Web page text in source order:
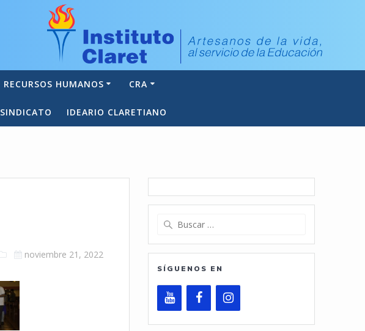
RECURSOS HUMANOS CRA
SINDICATO IDEARIO CLARETIANO
noviembre 21, 2022
Buscar:
SÍGUENOS EN